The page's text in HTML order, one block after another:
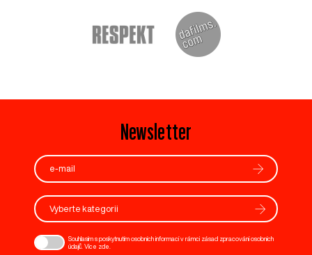
Newsletter
Vyberte kategorii
Souhlasím s poskytnutím osobních informací v rámci zásad zpracování osobních
údajů. Více zde